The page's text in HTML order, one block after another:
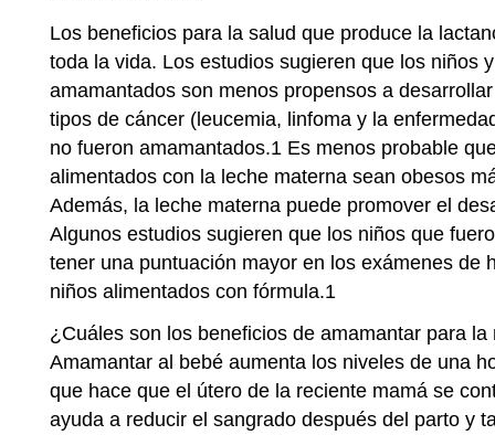
Los beneficios para la salud que produce la
toda la vida. Los estudios sugieren que los niños
amamantados son menos propensos a
tipos de cáncer (leucemia, linfoma y la
no fueron amamantados.1 Es menos probable
alimentados con la leche materna sean obesos
Además, la leche materna puede promover el
Algunos estudios sugieren que los niños que
tener una puntuación mayor en los exámenes de
niños alimentados con fórmula.1
¿Cuáles son los beneficios de amamantar para la
Amamantar al bebé aumenta los niveles de una
que hace que el útero de la reciente mamá se
ayuda a reducir el sangrado después del parto y